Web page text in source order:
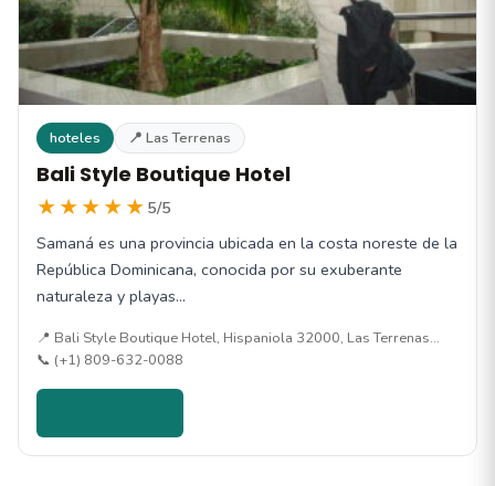
hoteles 📍 Las Terrenas
Bali Style Boutique Hotel
★★★★★ 5/5
Samaná es una provincia ubicada en la costa noreste de la
República Dominicana, conocida por su exuberante
naturaleza y playas…
📍 Bali Style Boutique Hotel, Hispaniola 32000, Las Terrenas…
📞 (+1) 809-632-0088